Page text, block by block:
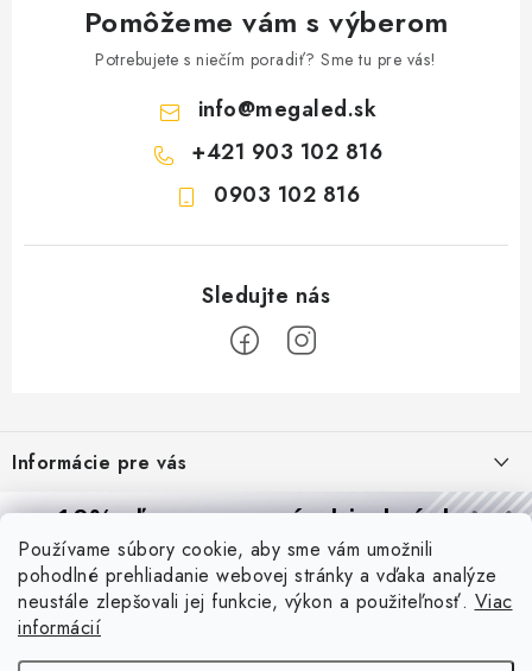
Používame súbory cookie, aby sme vám umožnili
pohodlné prehliadanie webovej stránky a vďaka analýze
neustále zlepšovali jej funkcie, výkon a použiteľnosť. Viac
informácií
Pomôžeme vám s výberom
Potrebujete s niečím poradiť? Sme tu pre vás!
info@megaled.sk
+421 903 102 816
0903 102 816
p
ä
Informácie pre vás
Reklamácie a formulár na odstúpenie od zmluvy
Obchodné podmienky
Podmienky ochrany osobných údajov
O nás - MEGALED & JANTON Zákamenné
Blog
PIR vs. mikrovlnný senzor: ktorý je lepší a kedy ho použiť? +
vysvetlenie daylight senzoru
10% zľavana prvú objednávku
Prihláste sa azískajtezľavu aj praktické tipy,vďaka ktorým
budete svietiť lepšie a platiť menej.